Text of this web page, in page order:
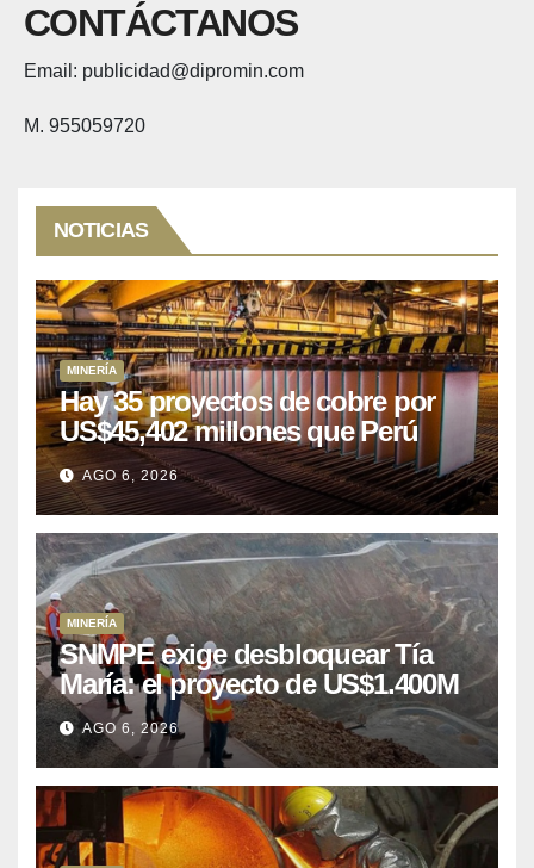
CONTÁCTANOS
Email: publicidad@dipromin.com
M. 955059720
NOTICIAS
MINERÍA
Hay 35 proyectos de cobre por
US$45,402 millones que Perú
puede aprovechar
AGO 6, 2026
MINERÍA
SNMPE exige desbloquear Tía
María: el proyecto de US$1.400M
que Perú lleva 15 años
posponiendo
AGO 6, 2026